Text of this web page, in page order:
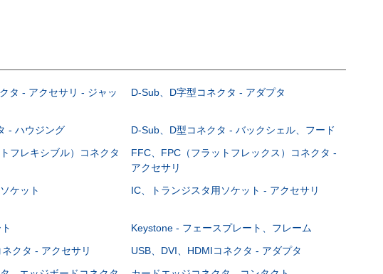
タ - アクセサリ - ジャッ
D-Sub、D字型コネクタ - アダプタ
- ハウジング
D-Sub、D型コネクタ - バックシェル、フード
フレキシブル）コネクタ
FFC、FPC（フラットフレックス）コネクタ -
アクセサリ
ケット IC、トランジスタ用ソケット - アクセサリ
Keystone - フェースプレート、フレーム
クタ - アクセサリ
USB、DVI、HDMIコネクタ - アダプタ